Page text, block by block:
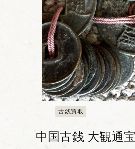
古銭買取
中国古銭 大観通宝